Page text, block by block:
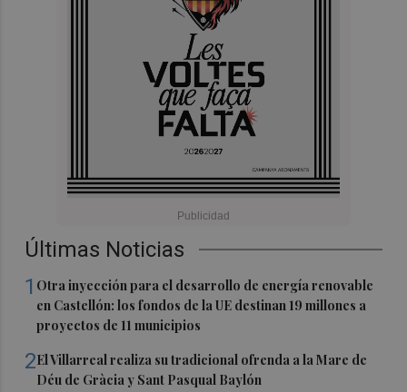
Últimas Noticias
1 Otra inyección para el desarrollo de energía renovable
en Castellón: los fondos de la UE destinan 19 millones a
proyectos de 11 municipios
2El Villarreal realiza su tradicional ofrenda a la Mare de
Déu de Gràcia y Sant Pasqual Baylón